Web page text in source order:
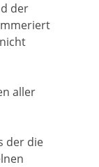
der
aller
der die